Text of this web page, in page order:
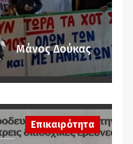
Μάνος Δούκας
Επικαιρότητα